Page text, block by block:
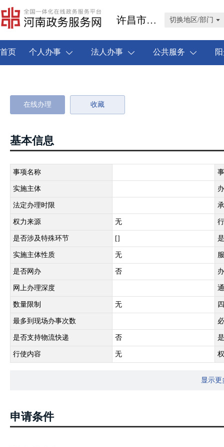
许昌市禹州市 切换地区/部门
首页 个人办事 法人办事 公共服务
在线办理 收藏
基本信息
事项名称
实施主体
法定办理时限
权力来源 无
是否涉及特殊环节 []
实施主体性质 无
是否网办 否
网上办理深度
数量限制 无
最多到现场办事次数
是否支持物流快递 否
行使内容 无
显示更
申请条件